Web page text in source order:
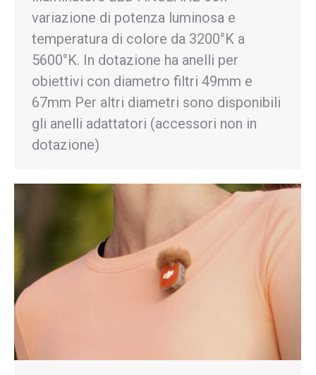
variazione di potenza luminosa e
temperatura di colore da 3200°K a
5600°K. In dotazione ha anelli per
obiettivi con diametro filtri 49mm e
67mm Per altri diametri sono disponibili
gli anelli adattatori (accessori non in
dotazione)